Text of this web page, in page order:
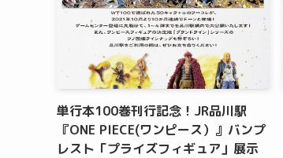
単行本100巻刊行記念！JR品川駅
『ONE PIECE(ワンピース）』バンプ
レスト「プライズフィギュア」展示